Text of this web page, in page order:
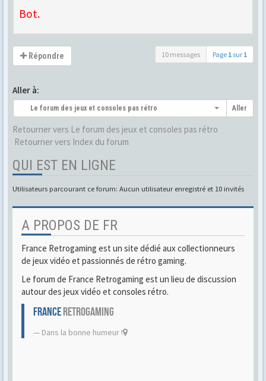
Bot.
Répondre 10 messages Page 1 sur 1
Aller à:
Le forum des jeux et consoles pas rétro Aller
Retourner vers Le forum des jeux et consoles pas rétro
Retourner vers Index du forum
QUI EST EN LIGNE
Utilisateurs parcourant ce forum: Aucun utilisateur enregistré et 10 invités
A PROPOS DE FR
France Retrogaming est un site dédié aux collectionneurs
de jeux vidéo et passionnés de rétro gaming.
Le forum de France Retrogaming est un lieu de discussion
autour des jeux vidéo et consoles rétro.
FRANCERETROGAMING
Dans la bonne humeur !